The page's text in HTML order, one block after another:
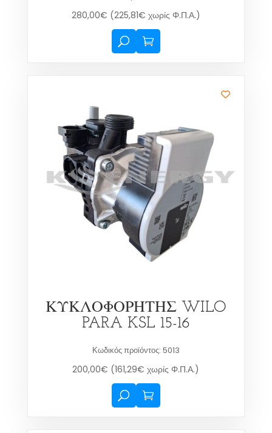
280,00€ (225,81€ χωρίς Φ.Π.Α.)
ΚΥΚΛΟΦΟΡΗΤΗΣ WILO
PARA KSL 15-16
Κωδικός προϊόντος: 5013
200,00€ (161,29€ χωρίς Φ.Π.Α.)